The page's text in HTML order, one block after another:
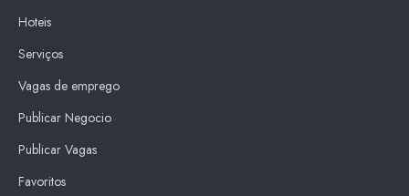
Hoteis
Serviços
Vagas de emprego
Publicar Negocio
Publicar Vagas
Favoritos